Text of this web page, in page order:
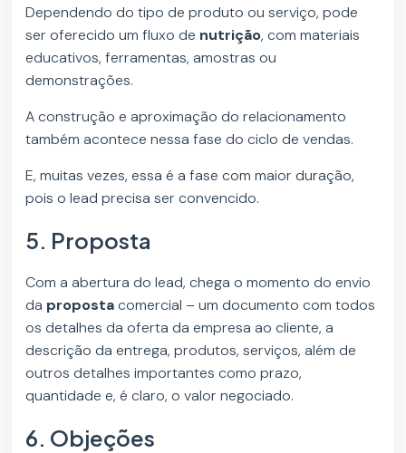
Dependendo do tipo de produto ou serviço, pode
ser oferecido um fluxo de nutrição, com materiais
educativos, ferramentas, amostras ou
demonstrações.
A construção e aproximação do relacionamento
também acontece nessa fase do ciclo de vendas.
E, muitas vezes, essa é a fase com maior duração,
pois o lead precisa ser convencido.
5. Proposta
Com a abertura do lead, chega o momento do envio
da propostacomercial – um documento com todos
os detalhes da oferta da empresa ao cliente, a
descrição da entrega, produtos, serviços, além de
outros detalhes importantes como prazo,
quantidade e, é claro, o valor negociado.
6. Objeções